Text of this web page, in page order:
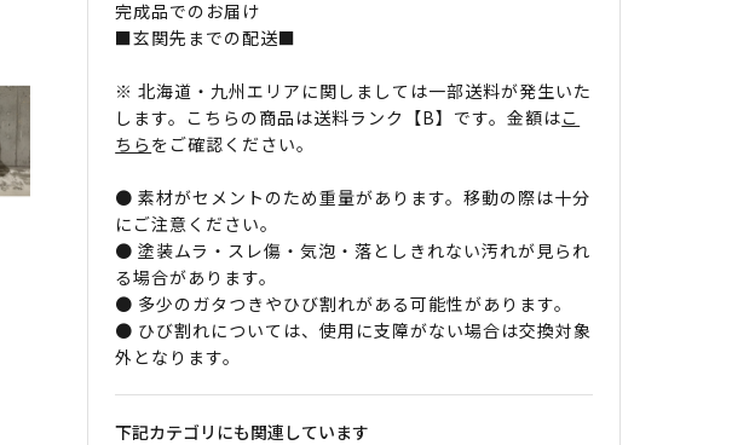
完成品でのお届け
■玄関先までの配送■
※ 北海道・九州エリアに関しましては一部送料が発生いた
します。こちらの商品は送料ランク【B】です。金額はこ
ちら をご確認ください。
● 素材がセメントのため重量があります。移動の際は十分
にご注意ください。
● 塗装ムラ・スレ傷・気泡・落としきれない汚れが見られ
る場合があります。
● 多少のガタつきやひび割れがある可能性があります。
● ひび割れについては、使用に支障がない場合は交換対象
外となります。
下記カテゴリにも関連しています